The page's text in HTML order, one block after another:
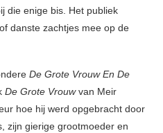
die enige bis. Het publiek
danste zachtjes mee op de
De Grote Vrouw En De
De Grote Vrouwvan Meir
hoe hij werd opgebracht door
zijn gierige grootmoeder en